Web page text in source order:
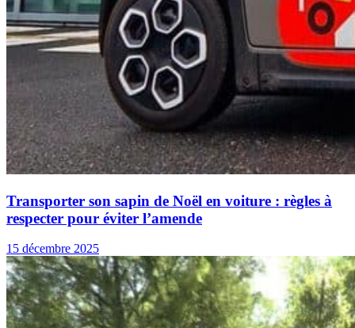
Transporter son sapin de Noël en voiture : règles à
respecter pour éviter l’amende
15 décembre 2025